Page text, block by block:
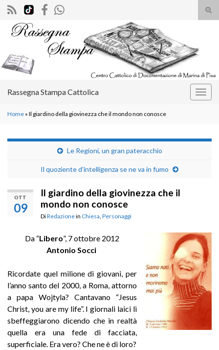
il
Search for:
Rassegna Stampa Cattolica
Home » Il giardino della giovinezza che il mondo non conosce
Le Regioni, un gran pateracchio
Il quoziente d’intelligenza se ne va in fumo
OTT
09
Il giardino della giovinezza che il
mondo non conosce
DiRedazionein Chiesa Personaggi
Da “Libero”, 7 ottobre 2012
Antonio Socci
Ricordate quel milione di giovani, per
l’anno santo del 2000, a Roma, attorno
a papa Wojtyla? Cantavano “Jesus
Christ, you are my life”. I giornali laici li
sbeffeggiarono dicendo che in realtà
quella era una fede di facciata,
superficiale. Era vero? Che ne è di loro?